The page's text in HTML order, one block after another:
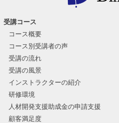
受講コース
コース概要
コース別受講者の声
受講の流れ
受講の風景
インストラクターの紹介
研修環境
人材開発支援助成金の申請支援
顧客満足度